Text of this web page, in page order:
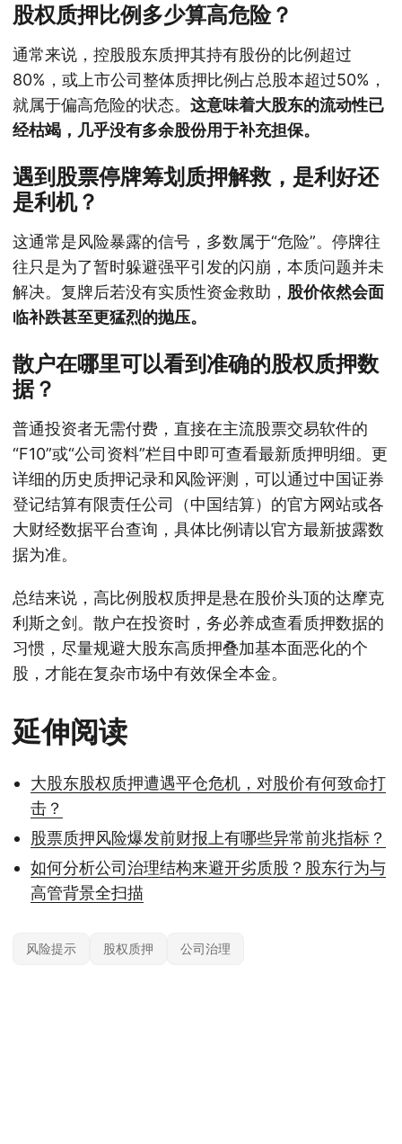
股权质押比例多少算高危险？
通常来说，控股股东质押其持有股份的比例超过
80%，或上市公司整体质押比例占总股本超过50%，
就属于偏高危险的状态。 这意味着大股东的流动性已
经枯竭，几乎没有多余股份用于补充担保。
遇到股票停牌筹划质押解救，是利好还
是利机？
这通常是风险暴露的信号，多数属于“危险”。停牌往
往只是为了暂时躲避强平引发的闪崩，本质问题并未
解决。复牌后若没有实质性资金救助， 股价依然会面
临补跌甚至更猛烈的抛压。
散户在哪里可以看到准确的股权质押数
据？
普通投资者无需付费，直接在主流股票交易软件的
“F10”或“公司资料”栏目中即可查看最新质押明细。更
详细的历史质押记录和风险评测，可以通过中国证券
登记结算有限责任公司（中国结算）的官方网站或各
大财经数据平台查询，具体比例请以官方最新披露数
据为准。
总结来说，高比例股权质押是悬在股价头顶的达摩克
利斯之剑。散户在投资时，务必养成查看质押数据的
习惯，尽量规避大股东高质押叠加基本面恶化的个
股，才能在复杂市场中有效保全本金。
延伸阅读
大股东股权质押遭遇平仓危机，对股价有何致命打
击？
股票质押风险爆发前财报上有哪些异常前兆指标？
如何分析公司治理结构来避开劣质股？股东行为与
高管背景全扫描
风险提示 股权质押 公司治理